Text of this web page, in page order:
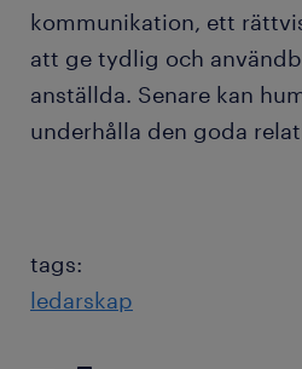
kommunikation, ett
att ge tydlig och
anställda. Senare kan
underhålla den goda
tags:
ledarskap